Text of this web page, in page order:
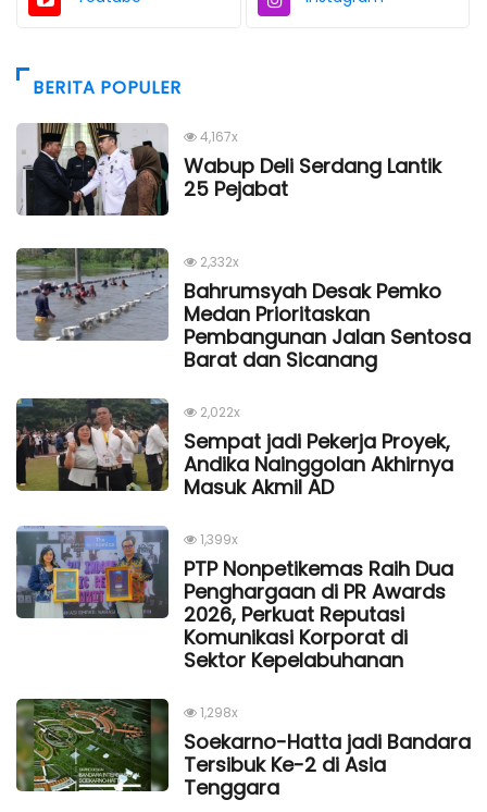
BERITA POPULER
4,167x
Wabup Deli Serdang Lantik
25 Pejabat
2,332x
Bahrumsyah Desak Pemko
Medan Prioritaskan
Pembangunan Jalan Sentosa
Barat dan Sicanang
2,022x
Sempat jadi Pekerja Proyek,
Andika Nainggolan Akhirnya
Masuk Akmil AD
1,399x
PTP Nonpetikemas Raih Dua
Penghargaan di PR Awards
2026, Perkuat Reputasi
Komunikasi Korporat di
Sektor Kepelabuhanan
1,298x
Soekarno-Hatta jadi Bandara
Tersibuk Ke-2 di Asia
Tenggara